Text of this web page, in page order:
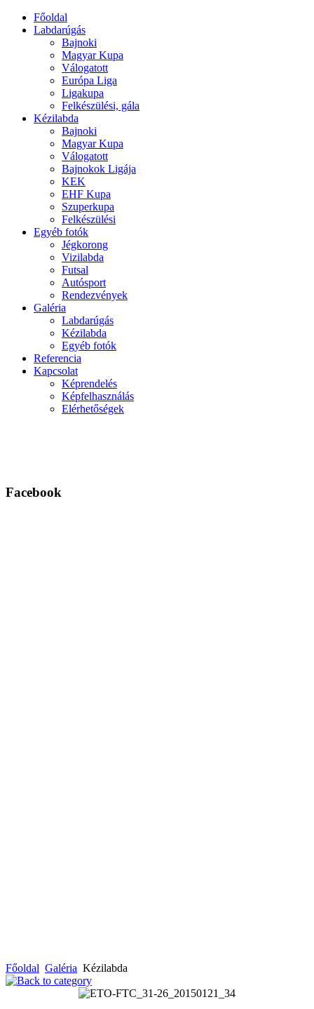
Főoldal
Labdarúgás
Bajnoki
Magyar Kupa
Válogatott
Európa Liga
Ligakupa
Felkészülési, gála
Kézilabda
Bajnoki
Magyar Kupa
Válogatott
Bajnokok Ligája
KEK
EHF Kupa
Szuperkupa
Felkészülési
Egyéb fotók
Jégkorong
Vizilabda
Futsal
Autósport
Rendezvények
Galéria
Labdarúgás
Kézilabda
Egyéb fotók
Referencia
Kapcsolat
Képrendelés
Képfelhasználás
Elérhetőségek
Facebook
Főoldal Galéria Kézilabda